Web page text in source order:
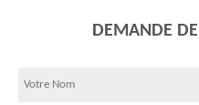
DEMANDE